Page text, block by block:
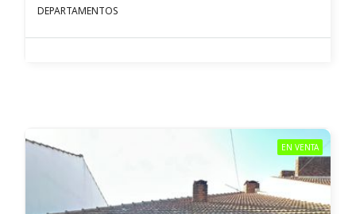
DEPARTAMENTOS
EN VENTA